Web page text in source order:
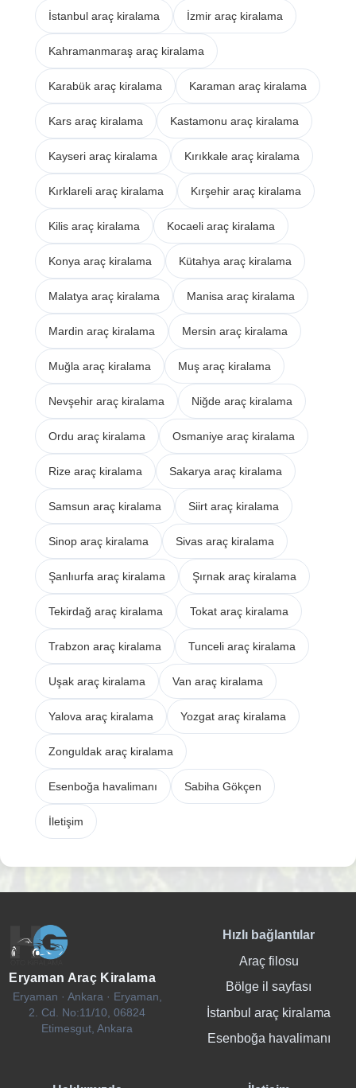
İstanbul araç kiralama İzmir araç kiralama
Kahramanmaraş araç kiralama
Karabük araç kiralama Karaman araç kiralama
Kars araç kiralama Kastamonu araç kiralama
Kayseri araç kiralama Kırıkkale araç kiralama
Kırklareli araç kiralama Kırşehir araç kiralama
Kilis araç kiralama Kocaeli araç kiralama
Konya araç kiralama Kütahya araç kiralama
Malatya araç kiralama Manisa araç kiralama
Mardin araç kiralama Mersin araç kiralama
Muğla araç kiralama Muş araç kiralama
Nevşehir araç kiralama Niğde araç kiralama
Ordu araç kiralama Osmaniye araç kiralama
Rize araç kiralama Sakarya araç kiralama
Samsun araç kiralama Siirt araç kiralama
Sinop araç kiralama Sivas araç kiralama
Şanlıurfa araç kiralama Şırnak araç kiralama
Tekirdağ araç kiralama Tokat araç kiralama
Trabzon araç kiralama Tunceli araç kiralama
Uşak araç kiralama Van araç kiralama
Yalova araç kiralama Yozgat araç kiralama
Zonguldak araç kiralama
Esenboğa havalimanı Sabiha Gökçen
İletişim
Eryaman Araç Kiralama
Eryaman · Ankara · Eryaman,
2. Cd. No:11/10, 06824
Etimesgut, Ankara
Hızlı bağlantılar
Araç filosu
Bölge il sayfası
İstanbul araç kiralama
Esenboğa havalimanı